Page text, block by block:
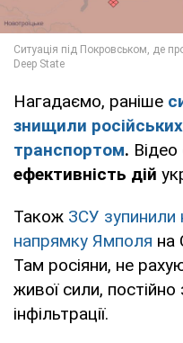
Нагадаємо, раніше
знищили російських
транспортом.
ефективність дій
Також ЗСУ зупинили
напрямку Ямполя на
Там росіяни, не
живої сили,
інфільтрації.